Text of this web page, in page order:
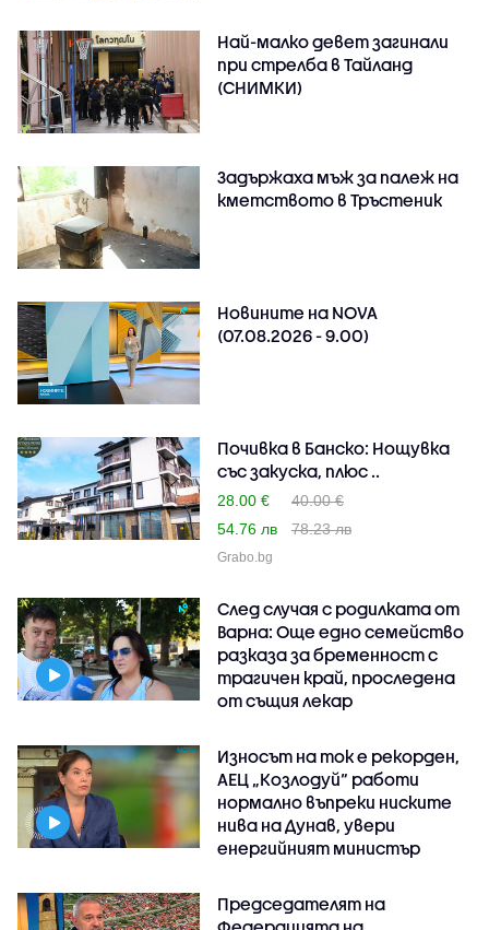
Най-малко девет загинали
при стрелба в Тайланд
(СНИМКИ)
Задържаха мъж за палеж на
кметството в Тръстеник
Новините на NOVA
(07.08.2026 - 9.00)
Почивка в Банско: Нощувка
със закуска, плюс ..
28.00 €
40.00 €
54.76 лв
78.23 лв
Grabo.bg
След случая с родилката от
Варна: Още едно семейство
разказа за бременност с
трагичен край, проследена
от същия лекар
Износът на ток е рекорден,
АЕЦ „Козлодуй“ работи
нормално въпреки ниските
нива на Дунав, увери
енергийният министър
Председателят на